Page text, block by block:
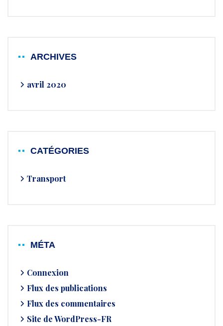
ARCHIVES
avril 2020
CATÉGORIES
Transport
MÉTA
Connexion
Flux des publications
Flux des commentaires
Site de WordPress-FR